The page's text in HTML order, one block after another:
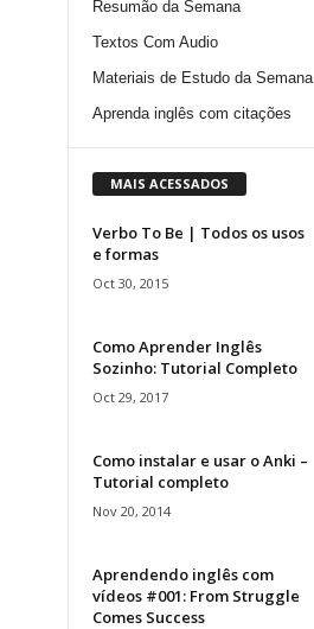
Resumão da Semana
Textos Com Audio
Materiais de Estudo da Semana
Aprenda inglês com citações
MAIS ACESSADOS
Verbo To Be | Todos os usos
e formas
Oct 30, 2015
Como Aprender Inglês
Sozinho: Tutorial Completo
Oct 29, 2017
Como instalar e usar o Anki –
Tutorial completo
Nov 20, 2014
Aprendendo inglês com
vídeos #001: From Struggle
Comes Success